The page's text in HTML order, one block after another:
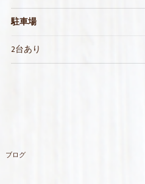
駐車場
2台あり
ブログ